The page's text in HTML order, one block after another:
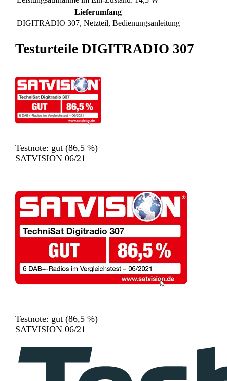
Lieferumfang
DIGITRADIO 307, Netzteil, Bedienungsanleitung
Testurteile DIGITRADIO 307
Testnote: gut (86,5 %)
SATVISION 06/21
Testnote: gut (86,5 %)
SATVISION 06/21